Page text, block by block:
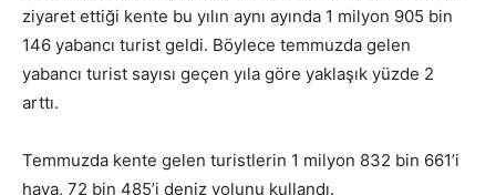
ziyaret ettiği kente bu yılın aynı ayında 1 milyon 905 bin
146 yabancı turist geldi. Böylece temmuzda gelen
yabancı turist sayısı geçen yıla göre yaklaşık yüzde 2
arttı.
Temmuzda kente gelen turistlerin 1 milyon 832 bin 661’i
hava, 72 bin 485’i deniz yolunu kullandı.